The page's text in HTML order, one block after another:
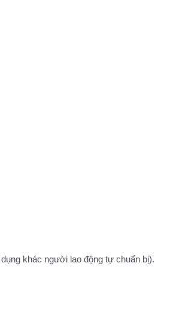
khác người lao động tự chuẩn bị).